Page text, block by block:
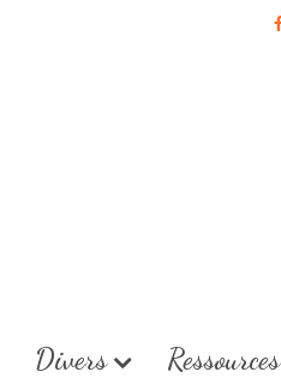
Divers Ressources